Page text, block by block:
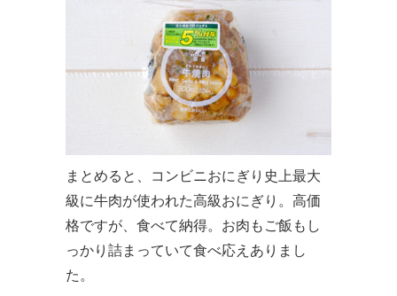
まとめると、コンビニおにぎり史上最大
級に牛肉が使われた高級おにぎり。高価
格ですが、食べて納得。お肉もご飯もし
っかり詰まっていて食べ応えありまし
た。